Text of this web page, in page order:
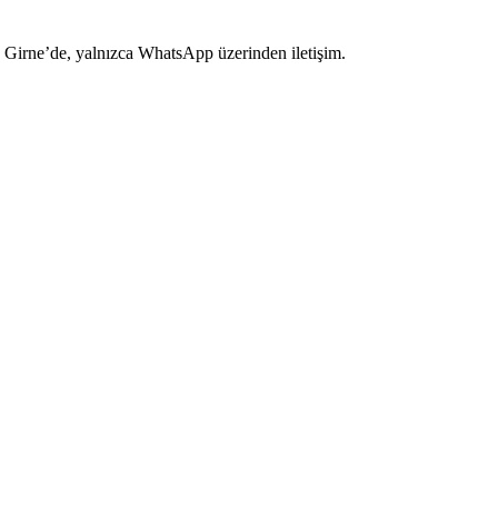
yalnızca WhatsApp üzerinden iletişim.